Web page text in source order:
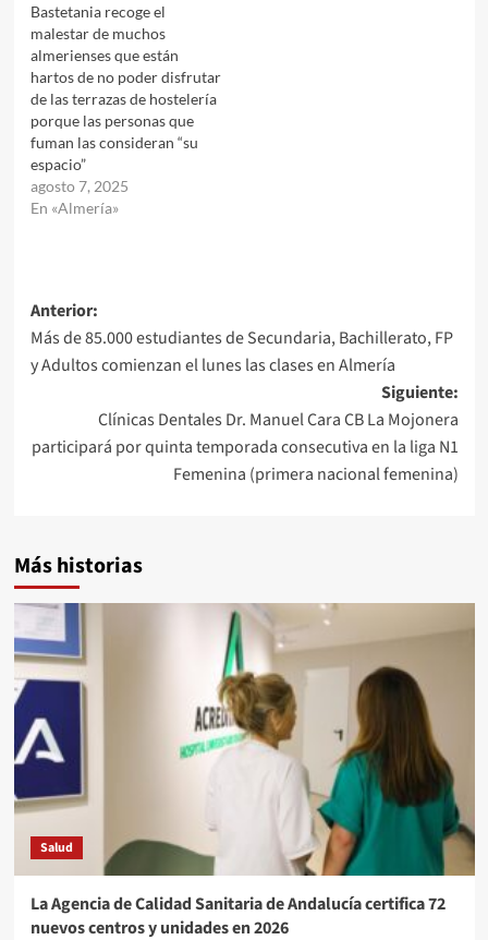
Bastetania recoge el
malestar de muchos
almerienses que están
hartos de no poder disfrutar
de las terrazas de hostelería
porque las personas que
fuman las consideran “su
espacio”
agosto 7, 2025
En «Almería»
Navegación
de
entradas
Anterior:
Más de 85.000 estudiantes de Secundaria, Bachillerato, FP
y Adultos comienzan el lunes las clases en Almería
Siguiente:
Clínicas Dentales Dr. Manuel Cara CB La Mojonera
participará por quinta temporada consecutiva en la liga N1
Femenina (primera nacional femenina)
Más historias
Salud
La Agencia de Calidad Sanitaria de Andalucía certifica 72
nuevos centros y unidades en 2026